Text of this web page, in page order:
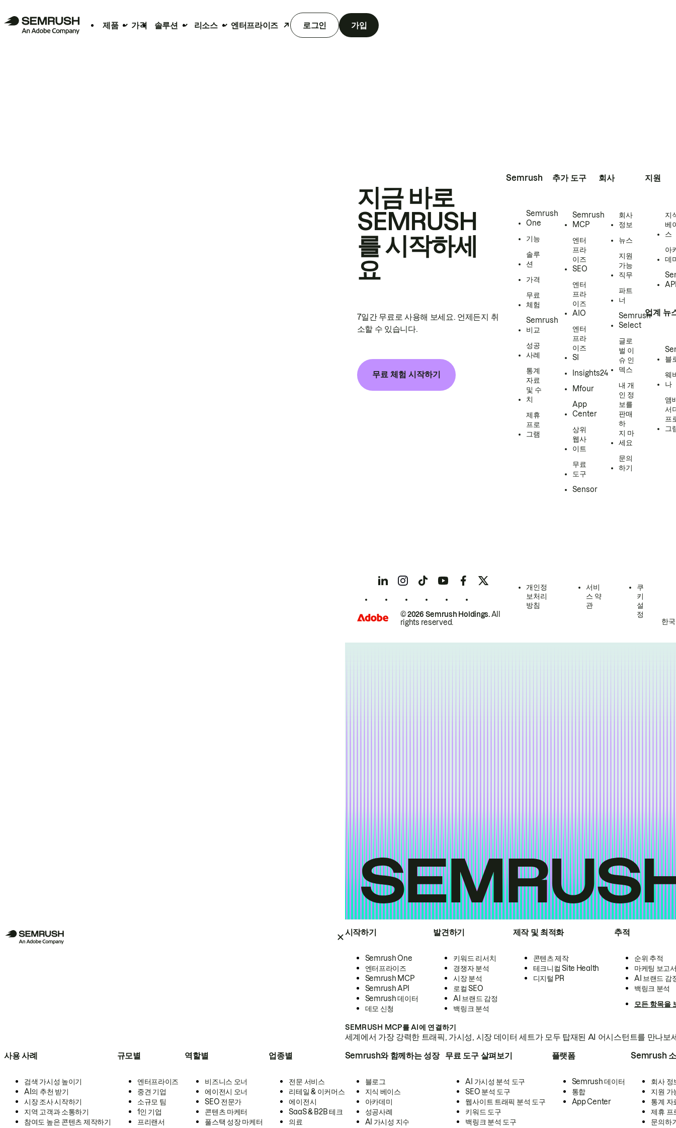
제품 가격 솔루션 리소스 엔터프라이즈 로그인 가입
시작하기
Semrush One
엔터프라이즈
Semrush MCP
Semrush API
Semrush 데이터
데모 신청
발견하기
키워드 리서치
경쟁자 분석
시장 분석
로컬 SEO
AI 브랜드 감정
백링크 분석
제작 및 최적화
콘텐츠 제작
테크니컬 Site Health
디지털 PR
추적
순위 추적
마케팅 보고
AI 브랜드 감
백링크 분석
모든 항목을
SEMRUSH MCP를 AI에 연결하기
세계에서 가장 강력한 트래픽, 가시성, 시장 데이터 세트가 모두 탑재된 AI 어시스턴트를 만나보
사용 사례
검색 가시성 높이기
AI의 추천 받기
시장 조사 시작하기
지역 고객과 소통하기
참여도 높은 콘텐츠 제작하기
규모별
엔터프라이즈
중견 기업
소규모 팀
1인 기업
프리랜서
역할별
비즈니스 오너
에이전시 오너
SEO 전문가
콘텐츠 마케터
풀스택 성장 마케터
업종별
전문 서비스
리테일 & 이커머스
에이전시
SaaS & B2B 테크
의료
Semrush와 함께하는 성장
블로그
지식 베이스
아카데미
성공사례
AI 가시성 지수
무료 도구 살펴보기
AI 가시성 분석 도구
SEO 분석 도구
웹사이트 트래픽 분석 도구
키워드 도구
백링크 분석 도구
플랫폼
Semrush 데이터
통합
App Center
Semrush
회사 정
지원 가
통계 자
제휴 프
문의하
지금 바로
SEMRUSH
를 시작하세
요
7일간 무료로 사용해 보세요. 언제든지 취
소할 수 있습니다.
무료 체험 시작하기
Semrush
Semrush
One
기능
솔루
션
가격
무료
체험
Semrush
비교
성공
사례
통계
자료
및 수
치
제휴
프로
그램
추가 도구
Semrush
MCP
엔터
프라
이즈
SEO
엔터
프라
이즈
AIO
엔터
프라
이즈
SI
Insights24
Mfour
App
Center
상위
웹사
이트
무료
도구
Sensor
회사
회사
정보
뉴스
지원
가능
직무
파트
너
Semrush
Select
글로
벌 이
슈 인
덱스
내 개
인 정
보를
판매
하
지 마
세요
문의
하기
지원
지
베
스
아
데
업계 뉴
블
웨
나
앰
서
프
그
© 2026 Semrush Holdings.All
rights reserved.
개인정
보처리
방침
서비
스 약
관
쿠
키
설
정
한